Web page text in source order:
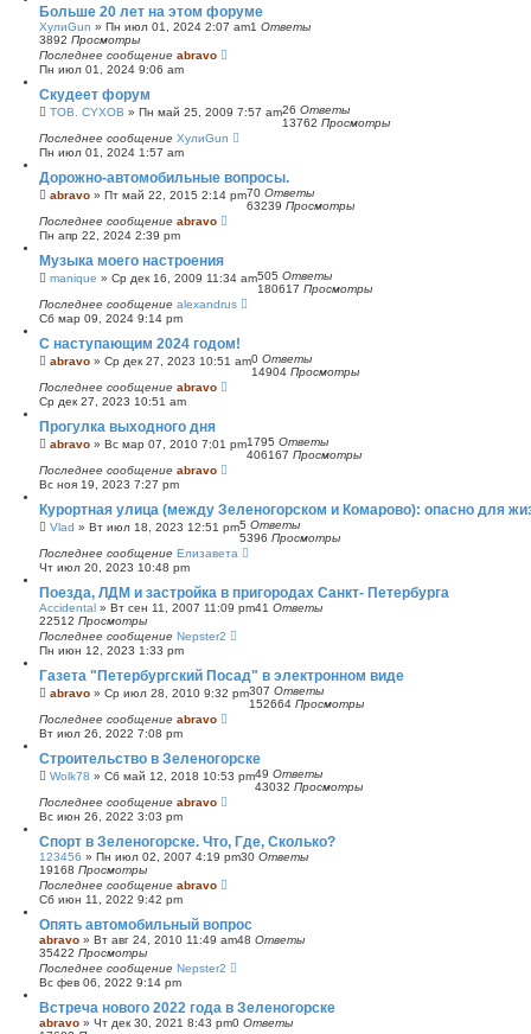
Больше 20 лет на этом форуме
ХулиGun » Пн июл 01, 2024 2:07 am1 Ответы
3892 Просмотры
Последнее сообщение abravo
Пн июл 01, 2024 9:06 am
Скудеет форум
TOB. CYXOB » Пн май 25, 2009 7:57 am26 Ответы
13762 Просмотры
Последнее сообщение ХулиGun
Пн июл 01, 2024 1:57 am
Дорожно-автомобильные вопросы.
abravo » Пт май 22, 2015 2:14 pm70 Ответы
63239 Просмотры
Последнее сообщение abravo
Пн апр 22, 2024 2:39 pm
Музыка моего настроения
manique » Ср дек 16, 2009 11:34 am505 Ответы
180617 Просмотры
Последнее сообщение alexandrus
Сб мар 09, 2024 9:14 pm
С наступающим 2024 годом!
abravo » Ср дек 27, 2023 10:51 am0 Ответы
14904 Просмотры
Последнее сообщение abravo
Ср дек 27, 2023 10:51 am
Прогулка выходного дня
abravo » Вс мар 07, 2010 7:01 pm1795 Ответы
406167 Просмотры
Последнее сообщение abravo
Вс ноя 19, 2023 7:27 pm
Курортная улица (между Зеленогорском и Комарово): опасно для
Vlad » Вт июл 18, 2023 12:51 pm5 Ответы
5396 Просмотры
Последнее сообщение Елизавета
Чт июл 20, 2023 10:48 pm
Поезда, ЛДМ и застройка в пригородах Санкт- Петербурга
Accidental » Вт сен 11, 2007 11:09 pm41 Ответы
22512 Просмотры
Последнее сообщение Nepster2
Пн июн 12, 2023 1:33 pm
Газета "Петербургский Посад" в электронном виде
abravo » Ср июл 28, 2010 9:32 pm307 Ответы
152664 Просмотры
Последнее сообщение abravo
Вт июл 26, 2022 7:08 pm
Строительство в Зеленогорске
Wolk78 » Сб май 12, 2018 10:53 pm49 Ответы
43032 Просмотры
Последнее сообщение abravo
Вс июн 26, 2022 3:03 pm
Спорт в Зеленогорске. Что, Где, Сколько?
123456 » Пн июл 02, 2007 4:19 pm30 Ответы
19168 Просмотры
Последнее сообщение abravo
Сб июн 11, 2022 9:42 pm
Опять автомобильный вопрос
abravo » Вт авг 24, 2010 11:49 am48 Ответы
35422 Просмотры
Последнее сообщение Nepster2
Вс фев 06, 2022 9:14 pm
Встреча нового 2022 года в Зеленогорске
abravo » Чт дек 30, 2021 8:43 pm0 Ответы